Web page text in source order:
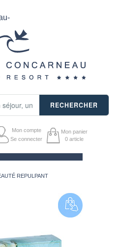
RECHERCHER
Mon compte
Se connecter
Mon panier
0 article
REPULPANT